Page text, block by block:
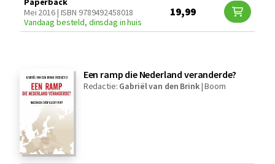
Mei 2016 | ISBN 9789492458018
Vandaag besteld, dinsdag in huis
19,99
Een ramp die Nederland veranderde?
Redactie: Gabriël van den Brink|Boom